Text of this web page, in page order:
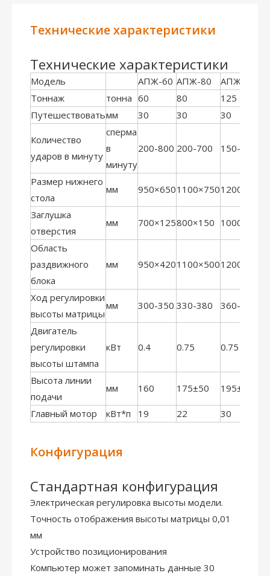
Технические характеристики
Технические характеристики
Модель АПЖ-60 АПЖ-80 АПЖ-125
Тоннаж
тонна 60 80 125
Путешествоватьмм 30 30 30
Количество
ударов в минуту
сперма
в
минуту
200-800 200-700 150-700
Размер нижнего
стола
мм 950×6501100×7501200×850
Заглушка
отверстия
мм 700×125800×150 1000×200
Область
раздвижного
блока
мм 950×4201100×5001200×600
Ход регулировки
высоты матрицы
мм 300-350 330-380 360-410
Двигатель
регулировки
высоты штампа
кВт 0.4 0.75 0.75
Высота линии
подачи
мм 160 175±50 195±50
Главный мотор кВт*п 19 22 30
Конфигурация
Стандартная конфигурация
Электрическая регулировка высоты модели.
Точность отображения высоты матрицы 0,01
мм
Устройство позиционирования
Компьютер может запоминать данные 30